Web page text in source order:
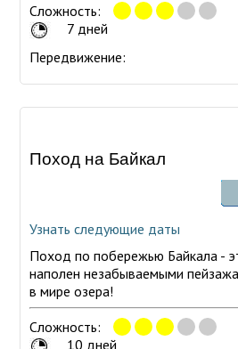
Сложность:
7 дней
Передвижение:
Поход на Байкал
Узнать следующие даты
Поход по побережью Байкала -
наполен незабываемыми
в мире озера!
Сложность:
10 дней